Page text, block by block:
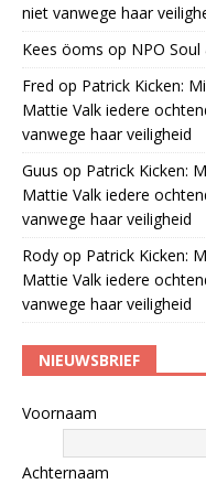
niet vanwege haar
Kees öoms op NPO
Fred op Patrick Kicken:
Mattie Valk iedere
vanwege haar veiligheid
Guus op Patrick Kicken:
Mattie Valk iedere
vanwege haar veiligheid
Rody op Patrick Kicken:
Mattie Valk iedere
vanwege haar veiligheid
NIEUWSBRIEF
Voornaam
Achternaam